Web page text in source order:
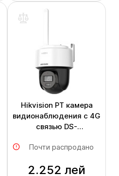
Hikvision PT камера
видионаблюдения с 4G
связью DS-
Почти распродано
2.252 лей